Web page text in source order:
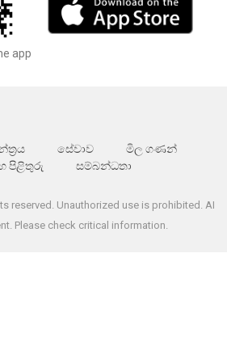
app
සේවාව
මිල ගණන්
පිළිතුරු
සම්බන්ධතා
reserved. Unauthorized use is prohibited. AI
Please check critical information.